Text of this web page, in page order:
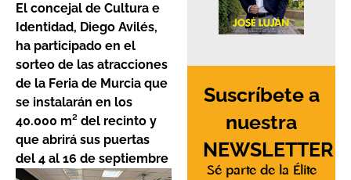
El concejal de Cultura e
Identidad, Diego Avilés,
ha participado en el
sorteo de las atracciones
de la Feria de Murcia que
se instalarán en los
40.000 m² del recinto y
que abrirá sus puertas
del 4 al 16 de septiembre
Suscríbete a
nuestra
NEWSLETTER
Sé parte de la Élite